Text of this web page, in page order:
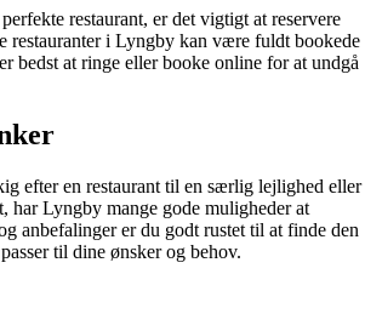
restaurant, er det vigtigt at reservere
restauranter i Lyngby kan være fuldt bookede
bedst at ringe eller booke online for at undgå
efter en restaurant til en særlig lejlighed eller
har Lyngby mange gode muligheder at
anbefalinger er du godt rustet til at finde den
til dine ønsker og behov.